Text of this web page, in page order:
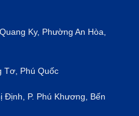
Ky, Phường An Hòa,
Tơ, Phú Quốc
Định, P. Phú Khương, Bến